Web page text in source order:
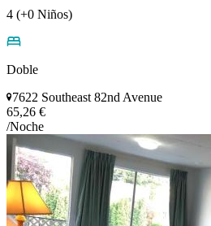
4 (+0 Niños)
Doble
7622 Southeast 82nd Avenue
65,26 €
/Noche